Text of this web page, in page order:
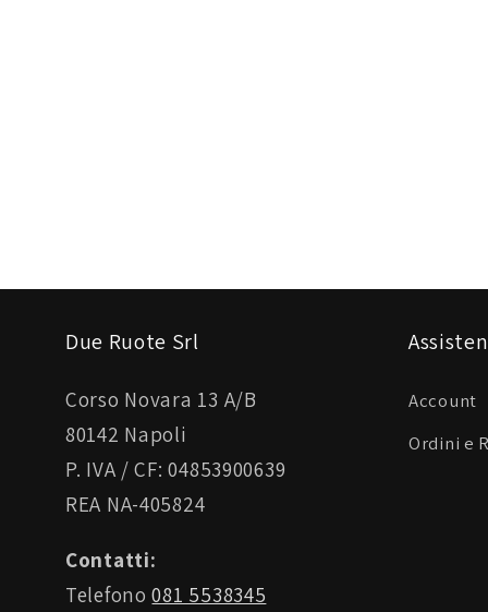
Due Ruote Srl
Corso Novara 13 A/B
80142 Napoli
P. IVA / CF: 04853900639
REA NA-405824
Contatti:
Telefono081 5538345
Account
Ordini e